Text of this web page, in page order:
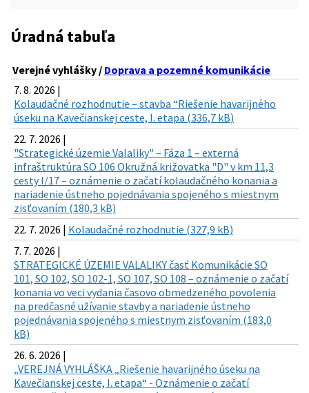
Úradná tabuľa
Verejné vyhlášky / Doprava a pozemné komunikácie
7. 8. 2026 |
Kolaudačné rozhodnutie – stavba “Riešenie havarijného
úseku na Kavečianskej ceste, I. etapa (336,7 kB)
22. 7. 2026 |
"Strategické územie Valaliky" – Fáza 1 – externá
infraštruktúra SO 106 Okružná križovatka "D" v km 11,3
cesty I/17 – oznámenie o začatí kolaudačného konania a
nariadenie ústneho pojednávania spojeného s miestnym
zisťovaním (180,3 kB)
22. 7. 2026 | Kolaudačné rozhodnutie (327,9 kB)
7. 7. 2026 |
STRATEGICKÉ ÚZEMIE VALALIKY časť Komunikácie SO
101, SO 102, SO 102-1, SO 107, SO 108 – oznámenie o začatí
konania vo veci vydania časovo obmedzeného povolenia
na predčasné užívanie stavby a nariadenie ústneho
pojednávania spojeného s miestnym zisťovaním (183,0
kB)
26. 6. 2026 |
„VEREJNÁ VYHLÁŠKA „Riešenie havarijného úseku na
Kavečianskej ceste, I. etapa“ - Oznámenie o začatí